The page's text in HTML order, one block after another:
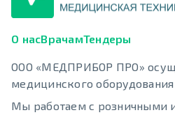
О насВрачамТендеры
ООО «МЕДПРИБОР ПРО»
медицинского оборудования
Мы работаем с розничными